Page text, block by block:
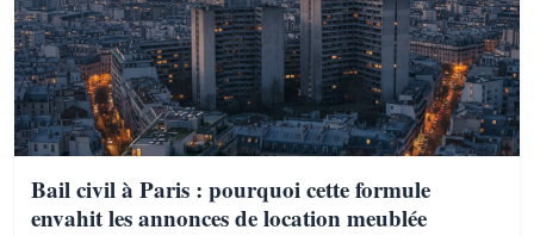
Bail civil à Paris : pourquoi cette formule
envahit les annonces de location meublée